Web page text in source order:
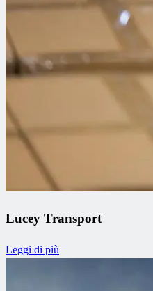
Lucey Transport
Leggi di più